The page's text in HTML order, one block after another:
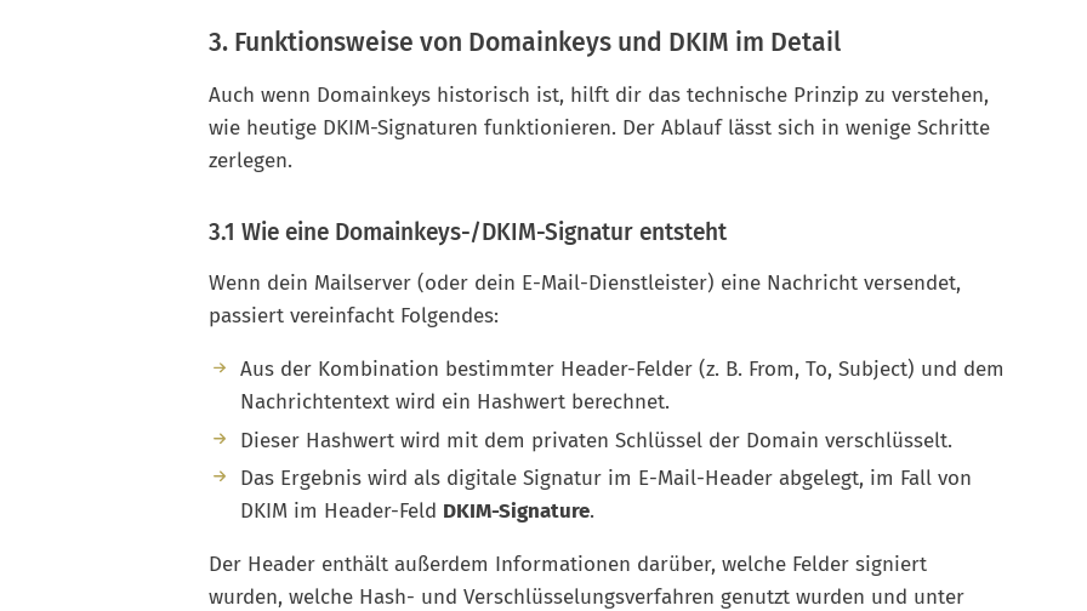
3. Funktionsweise von Domainkeys und DKIM im Detail
Auch wenn Domainkeys historisch ist, hilft dir das technische Prinzip zu verstehen,
wie heutige DKIM-Signaturen funktionieren. Der Ablauf lässt sich in wenige Schritte
zerlegen.
3.1 Wie eine Domainkeys-/DKIM-Signatur entsteht
Wenn dein Mailserver (oder dein E-Mail-Dienstleister) eine Nachricht versendet,
passiert vereinfacht Folgendes:
Aus der Kombination bestimmter Header-Felder (z. B. From, To, Subject) und dem
Nachrichtentext wird ein Hashwert berechnet.
Dieser Hashwert wird mit dem privaten Schlüssel der Domain verschlüsselt.
Das Ergebnis wird als digitale Signatur im E-Mail-Header abgelegt, im Fall von
DKIM im Header-Feld DKIM-Signature.
Der Header enthält außerdem Informationen darüber, welche Felder signiert
wurden, welche Hash- und Verschlüsselungsverfahren genutzt wurden und unter